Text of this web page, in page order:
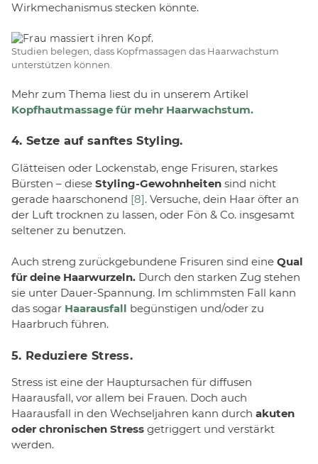
Wirkmechanismus stecken könnte.
Studien belegen, dass Kopfmassagen das Haarwachstum
unterstützen können.
Mehr zum Thema liest du in unserem Artikel
Kopfhautmassage für mehr Haarwachstum.
4. Setze auf sanftes Styling.
Glätteisen oder Lockenstab, enge Frisuren, starkes
Bürsten – diese Styling-Gewohnheiten sind nicht
gerade haarschonend [8]. Versuche, dein Haar öfter an
der Luft trocknen zu lassen, oder Fön & Co. insgesamt
seltener zu benutzen.
Auch streng zurückgebundene Frisuren sind eine Qual
für deine Haarwurzeln. Durch den starken Zug stehen
sie unter Dauer-Spannung. Im schlimmsten Fall kann
das sogar Haarausfall begünstigen und/oder zu
Haarbruch führen.
5. Reduziere Stress.
Stress ist eine der Hauptursachen für diffusen
Haarausfall, vor allem bei Frauen. Doch auch
Haarausfall in den Wechseljahren kann durch akuten
oder chronischen Stress getriggert und verstärkt
werden.